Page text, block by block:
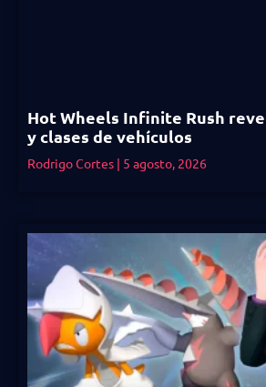
Hot Wheels Infinite Rush
y clases de vehículos
Rodrigo Cortes 5 agosto, 2026